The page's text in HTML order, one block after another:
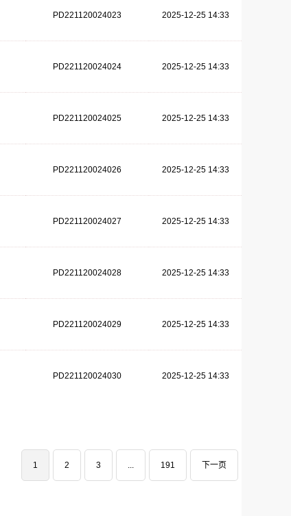
PD221120024023 2025-12-25 14:33
PD221120024024 2025-12-25 14:33
PD221120024025 2025-12-25 14:33
PD221120024026 2025-12-25 14:33
PD221120024027 2025-12-25 14:33
PD221120024028 2025-12-25 14:33
PD221120024029 2025-12-25 14:33
PD221120024030 2025-12-25 14:33
1 2 3 ... 191 下一页